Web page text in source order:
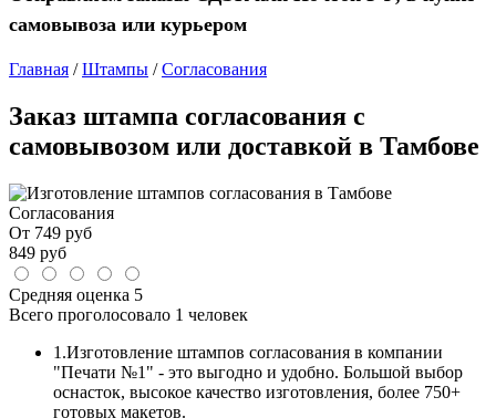
самовывоза или курьером
Главная /Штампы /Согласования
Заказ штампа согласования с
самовывозом или доставкой в Тамбове
Согласования
От 749 руб
849 руб
Средняя оценка 5
Всего проголосовало 1 человек
1.Изготовление штампов согласования в компании
"Печати №1" - это выгодно и удобно. Большой выбор
оснасток, высокое качество изготовления, более 750+
готовых макетов.